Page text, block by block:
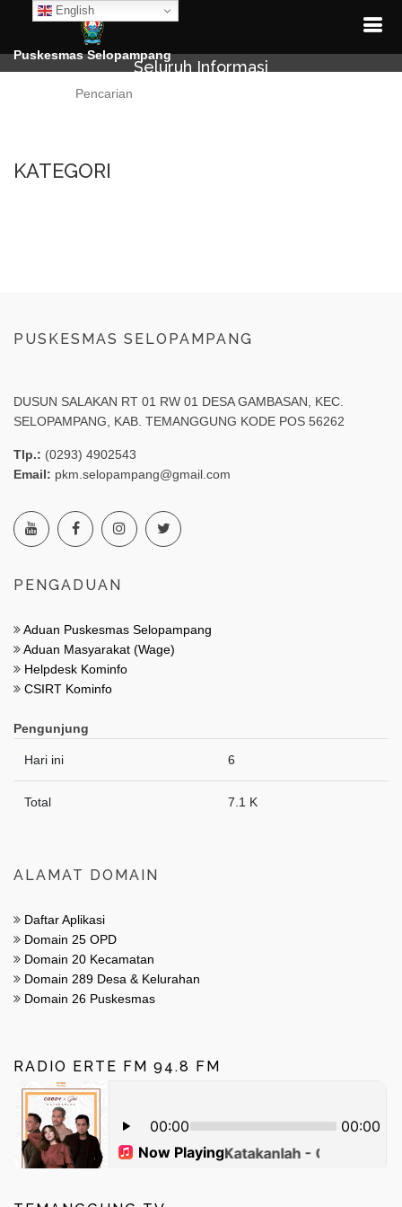
English
Puskesmas Selopampang
Seluruh Informasi
KATEGORI
PUSKESMAS SELOPAMPANG
DUSUN SALAKAN RT 01 RW 01 DESA GAMBASAN, KEC.
SELOPAMPANG, KAB. TEMANGGUNG KODE POS 56262
Tlp.: (0293) 4902543
Email: pkm.selopampang@gmail.com
PENGADUAN
Aduan Puskesmas Selopampang
Aduan Masyarakat (Wage)
Helpdesk Kominfo
CSIRT Kominfo
Pengunjung
Hari ini 6
Total 7.1 K
ALAMAT DOMAIN
Daftar Aplikasi
Domain 25 OPD
Domain 20 Kecamatan
Domain 289 Desa & Kelurahan
Domain 26 Puskesmas
RADIO ERTE FM 94.8 FM